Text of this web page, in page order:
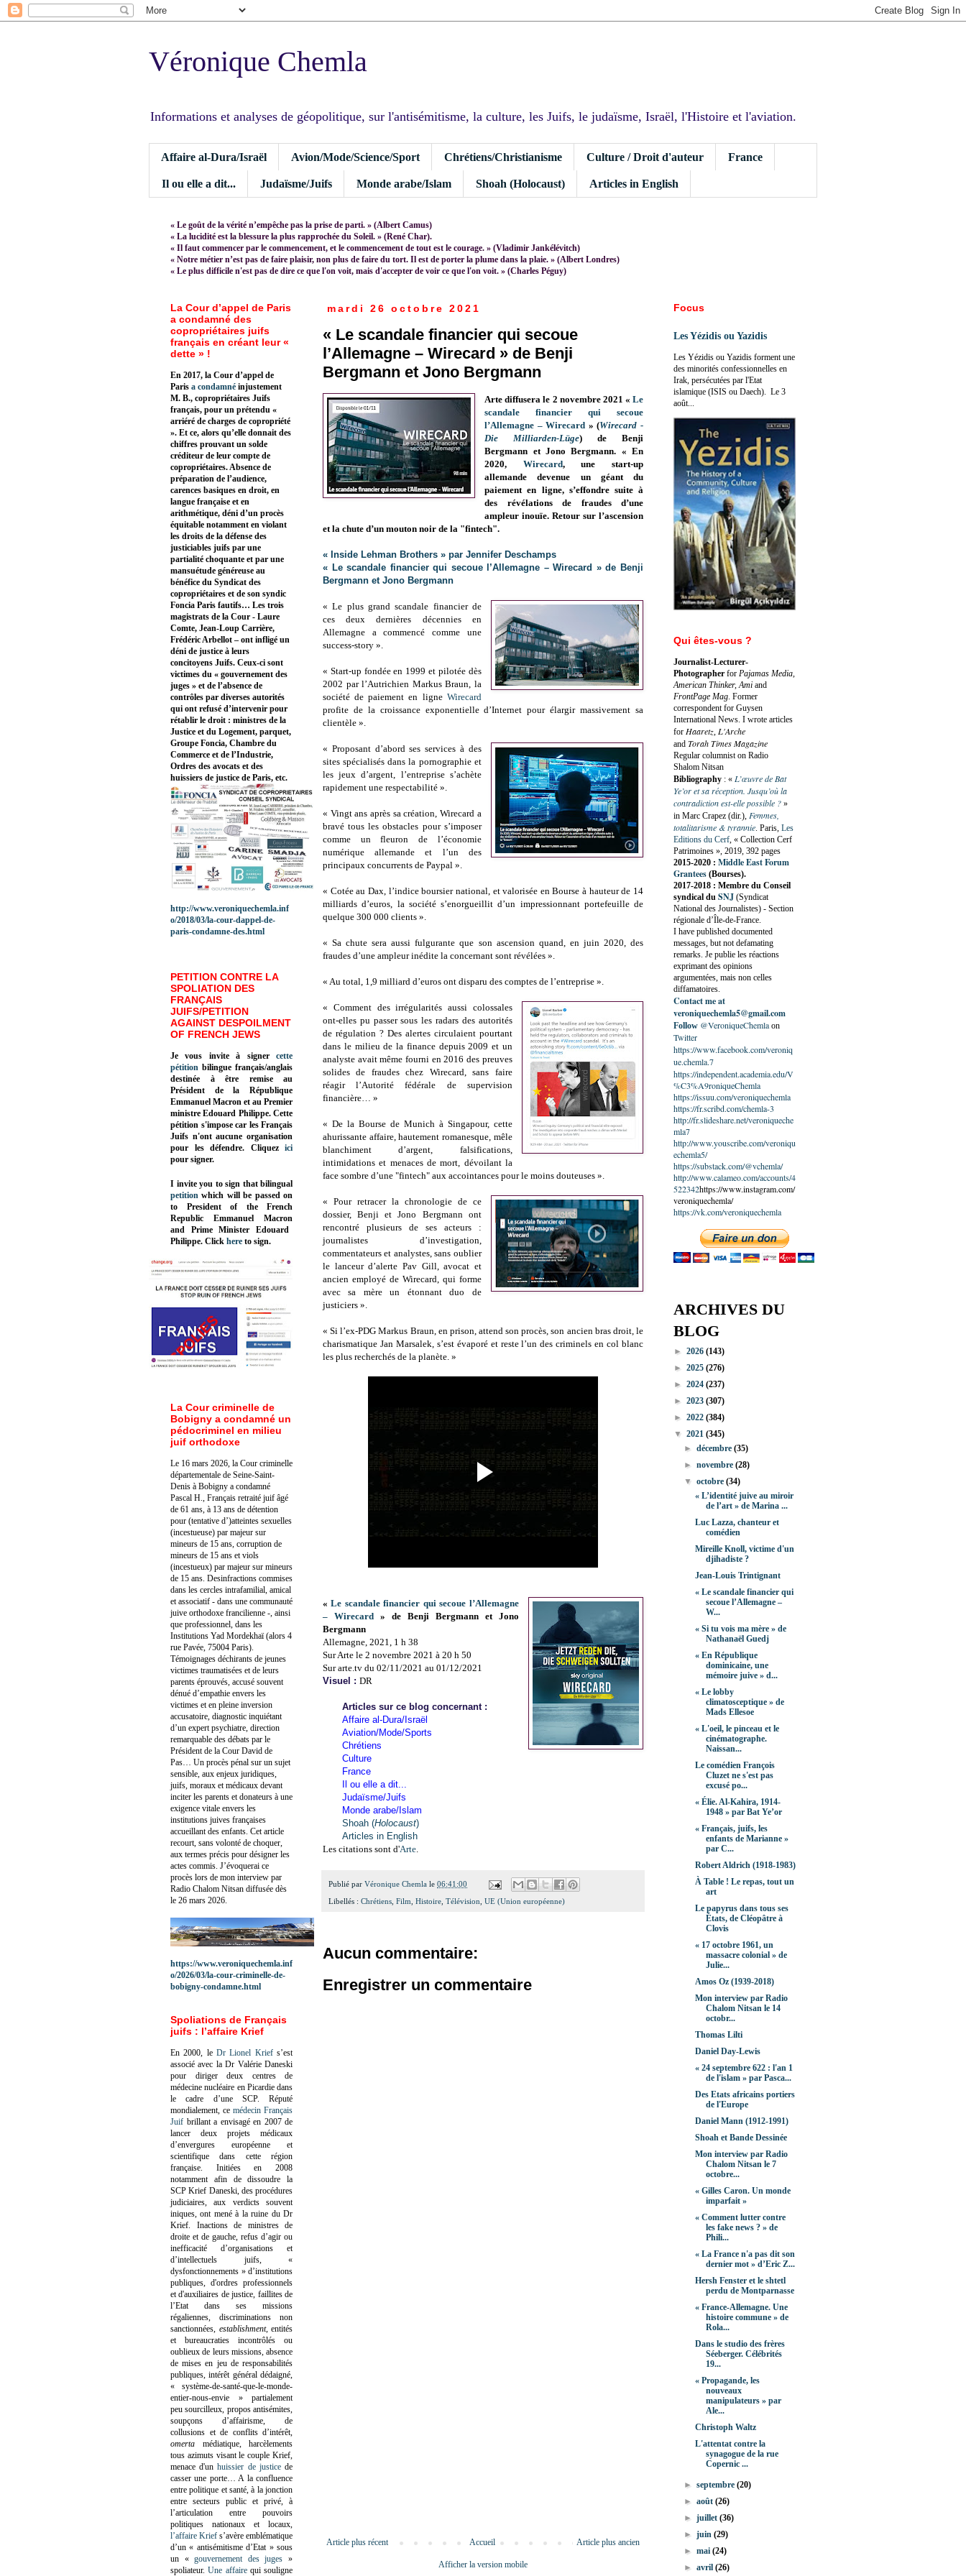
Véronique Chemla
Informations et analyses de géopolitique, sur l'antisémitisme, la culture, les Juifs, le judaïsme, Israël, l'Histoire et l'aviation.
Affaire al-Dura/Israël Avion/Mode/Science/Sport Chrétiens/Christianisme Culture / Droit d'auteur France
Il ou elle a dit... Judaïsme/Juifs Monde arabe/Islam Shoah (Holocaust) Articles in English
« Le goût de la vérité n’empêche pas la prise de parti. » (Albert Camus)
« La lucidité est la blessure la plus rapprochée du Soleil. » (René Char).
« Il faut commencer par le commencement, et le commencement de tout est le courage. » (Vladimir Jankélévitch)
« Notre métier n’est pas de faire plaisir, non plus de faire du tort. Il est de porter la plume dans la plaie. » (Albert Londres)
« Le plus difficile n'est pas de dire ce que l'on voit, mais d'accepter de voir ce que l'on voit. » (Charles Péguy)
mardi 26 octobre 2021
« Le scandale financier qui secoue
l’Allemagne – Wirecard » de Benji
Bergmann et Jono Bergmann
Arte diffusera le 2 novembre 2021 « Le
scandale financier qui secoue
l’Allemagne – Wirecard » (Wirecard -
Die Milliarden-Lüge) de Benji
Bergmann et Jono Bergmann. « En
2020, Wirecard, une start-up
allemande devenue un géant du
paiement en ligne, s’effondre suite à
des révélations de fraudes d’une
ampleur inouïe. Retour sur l’ascension
et la chute d’un mouton noir de la "fintech".
« Inside Lehman Brothers » par Jennifer Deschamps
« Le scandale financier qui secoue l’Allemagne – Wirecard » de Benji
Bergmann et Jono Bergmann
« Le plus grand scandale financier de
ces deux dernières décennies en
Allemagne a commencé comme une
success-story ».
« Start-up fondée en 1999 et pilotée dès
2002 par l’Autrichien Markus Braun, la
société de paiement en ligne Wirecard
profite de la croissance exponentielle d’Internet pour élargir massivement sa
clientèle ».
« Proposant d’abord ses services à des
sites spécialisés dans la pornographie et
les jeux d’argent, l’entreprise s’achète
rapidement une respectabilité ».
« Vingt ans après sa création, Wirecard a
bravé tous les obstacles pour s’imposer
comme un fleuron de l’économie
numérique allemande et l’un des
principaux concurrents de Paypal ».
« Cotée au Dax, l’indice boursier national, et valorisée en Bourse à hauteur de 14
milliards d’euros, la société s’enorgueillit d’un impressionnant portefeuille de
quelque 300 000 clients ».
« Sa chute sera aussi fulgurante que son ascension quand, en juin 2020, des
fraudes d’une ampleur inédite la concernant sont révélées ».
« Au total, 1,9 milliard d’euros ont disparu des comptes de l’entreprise ».
« Comment des irrégularités aussi colossales
ont-elles pu passer sous les radars des autorités
de régulation ? Des alertes circulaient pourtant
dans le milieu de la finance depuis 2009 et un
analyste avait même fourni en 2016 des preuves
solides de fraudes chez Wirecard, sans faire
réagir l’Autorité fédérale de supervision
financière… »
« De la Bourse de Munich à Singapour, cette
ahurissante affaire, hautement romanesque, mêle
blanchiment d’argent, falsifications,
intimidations et menaces de mort, dévoilant la
face sombre d’une "fintech" aux accointances pour le moins douteuses ».
« Pour retracer la chronologie de ce
dossier, Benji et Jono Bergmann ont
rencontré plusieurs de ses acteurs :
journalistes d’investigation,
commentateurs et analystes, sans oublier
le lanceur d’alerte Pav Gill, avocat et
ancien employé de Wirecard, qui forme
avec sa mère un étonnant duo de
justiciers ».
« Si l’ex-PDG Markus Braun, en prison, attend son procès, son ancien bras droit, le
charismatique Jan Marsalek, s’est évaporé et reste l’un des criminels en col blanc
les plus recherchés de la planète. »
«Le scandale financier qui secoue l’Allemagne
– Wirecard» de Benji Bergmann et Jono
Bergmann
Allemagne, 2021, 1 h 38
Sur Arte le 2 novembre 2021 à 20 h 50
Sur arte.tv du 02/11/2021 au 01/12/2021
Visuel : DR
Articles sur ce blog concernant :
Affaire al-Dura/Israël
Aviation/Mode/Sports
Chrétiens
Culture
France
Il ou elle a dit...
Judaïsme/Juifs
Monde arabe/Islam
Shoah (Holocaust)
Articles in English
Les citations sont d'Arte.
Publié par Véronique Chemla le 06:41:00
Libellés : Chrétiens, Film, Histoire, Télévision, UE (Union européenne)
Aucun commentaire:
Enregistrer un commentaire
Article plus récent Article plus ancien
Accueil
Afficher la version mobile
La Cour d’appel de Paris
a condamné des
copropriétaires juifs
français en créant leur «
dette » !
En 2017, la Cour d’appel de
Paris a condamné injustement
M. B., copropriétaires Juifs
français, pour un prétendu «
arriéré de charges de copropriété
». Et ce, alors qu’elle donnait des
chiffres prouvant un solde
créditeur de leur compte de
copropriétaires. Absence de
préparation de l’audience,
carences basiques en droit, en
langue française et en
arithmétique, déni d’un procès
équitable notamment en violant
les droits de la défense des
justiciables juifs par une
partialité choquante et par une
mansuétude généreuse au
bénéfice du Syndicat des
copropriétaires et de son syndic
Foncia Paris fautifs… Les trois
magistrats de la Cour - Laure
Comte, Jean-Loup Carrière,
Frédéric Arbellot – ont infligé un
déni de justice à leurs
concitoyens Juifs. Ceux-ci sont
victimes du « gouvernement des
juges » et de l’absence de
contrôles par diverses autorités
qui ont refusé d’intervenir pour
rétablir le droit : ministres de la
Justice et du Logement, parquet,
Groupe Foncia, Chambre du
Commerce et de l’Industrie,
Ordres des avocats et des
huissiers de justice de Paris, etc.
http://www.veroniquechemla.inf
o/2018/03/la-cour-dappel-de-
paris-condamne-des.html
PETITION CONTRE LA
SPOLIATION DES
FRANÇAIS
JUIFS/PETITION
AGAINST DESPOILMENT
OF FRENCH JEWS
Je vous invite à signer cette
pétition bilingue français/anglais
destinée à être remise au
Président de la République
Emmanuel Macron et au Premier
ministre Edouard Philippe. Cette
pétition s'impose car les Français
Juifs n'ont aucune organisation
pour les défendre. Cliquez
ici
pour signer.
I invite you to sign that bilingual
petition which will be passed on
to President of the French
Republic Emmanuel Macron
and Prime Minister Edouard
Philippe. Click here to sign.
La Cour criminelle de
Bobigny a condamné un
pédocriminel en milieu
juif orthodoxe
Le 16 mars 2026, la Cour criminelle
départementale de Seine-Saint-
Denis à Bobigny a condamné
Pascal H., Français retraité juif âgé
de 61 ans, à 13 ans de détention
pour (tentative d’)atteintes sexuelles
(incestueuse) par majeur sur
mineurs de 15 ans, corruption de
mineurs de 15 ans et viols
(incestueux) par majeur sur mineurs
de 15 ans. Desinfractions commises
dans les cercles intrafamilial, amical
et associatif - dans une communauté
juive orthodoxe francilienne -, ainsi
que professionnel, dans les
Institutions Yad Mordekhaï (alors 4
rue Pavée, 75004 Paris).
Témoignages déchirants de jeunes
victimes traumatisées et de leurs
parents éprouvés, accusé souvent
dénué d’empathie envers les
victimes et en pleine inversion
accusatoire, diagnostic inquiétant
d’un expert psychiatre, direction
remarquable des débats par le
Président de la Cour David de
Pas… Un procès pénal sur un sujet
sensible, aux enjeux juridiques,
juifs, moraux et médicaux devant
inciter les parents et donateurs à une
exigence vitale envers les
institutions juives françaises
accueillant des enfants. Cet article
recourt, sans volonté de choquer,
aux termes précis pour désigner les
actes commis. J’évoquerai ce
procès lors de mon interview par
Radio Chalom Nitsan diffusée dès
le 26 mars 2026.
https://www.veroniquechemla.inf
o/2026/03/la-cour-criminelle-de-
bobigny-condamne.html
Spoliations de Français
juifs : l’affaire Krief
En 2000, le Dr Lionel Kriefs’est
associé avec la Dr Valérie Daneski
pour diriger deux centres de
médecine nucléaire en Picardie dans
le cadre d’une SCP. Réputé
mondialement, ce médecin Français
Juif brillant a envisagé en 2007 de
lancer deux projets médicaux
d’envergures européenne et
scientifique dans cette région
française. Initiées en 2008
notamment afin de dissoudre la
SCP Krief Daneski, des procédures
judiciaires, aux verdicts souvent
iniques, ont mené à la ruine du Dr
Krief. Inactions de ministres de
droite et de gauche, refus d’agir ou
inefficacité d’organisations et
d’intellectuels juifs, «
dysfonctionnements » d’institutions
publiques, d'ordres professionnels
et d'auxiliaires de justice, faillites de
l’Etat dans ses missions
régaliennes, discriminations non
sanctionnées, establishment, entités
et bureaucraties incontrôlés ou
oublieux de leurs missions, absence
de mises en jeu de responsabilités
publiques, intérêt général dédaigné,
« système-de-santé-que-le-monde-
entier-nous-envie » partialement
peu sourcilleux, propos antisémites,
soupçons d’affairisme, de
collusions et de conflits d’intérêt,
omerta médiatique, harcèlements
tous azimuts visant le couple Krief,
menace d'unhuissier de justicede
casser une porte… A la confluence
entre politique et santé, à la jonction
entre secteurs public et privé, à
l’articulation entre pouvoirs
politiques nationaux et locaux,
l’affaire Krief s’avère emblématique
d’un « antisémitisme d’Etat » sous
un «gouvernement des juges »
spoliateur.Une affairequi souligne
Focus
Les Yézidis ou Yazidis
Les Yézidis ou Yazidis forment une
des minorités confessionnelles en
Irak, persécutées par l'Etat
islamique (ISIS ou Daech). Le 3
août...
Qui êtes-vous ?
Journalist-Lecturer-
Photographer for Pajamas Media,
American Thinker, Ami and
FrontPage Mag. Former
correspondent for Guysen
International News. I wrote articles
for Haaretz, L'Arche
and Torah Times Magazine
Regular columnist on Radio
Shalom Nitsan
Bibliography : « L’œuvre de Bat
Ye’or et sa réception. Jusqu’où la
contradiction est-elle possible ? »
in Marc Crapez (dir.), Femmes,
totalitarisme & tyrannie. Paris, Les
Editions du Cerf, « Collection Cerf
Patrimoines », 2019, 392 pages
2015-2020 : Middle East Forum
Grantees (Bourses).
2017-2018 : Membre du Conseil
syndical du SNJ (Syndicat
National des Journalistes) - Section
régionale d’Île-de-France.
I have published documented
messages, but not defamating
remarks. Je publie les réactions
exprimant des opinions
argumentées, mais non celles
diffamatoires.
Contact me at
veroniquechemla5@gmail.com
Follow @VeroniqueChemlaon
Twitter
https://www.facebook.com/veroniq
ue.chemla.7
https://independent.academia.edu/V
%C3%A9roniqueChemla
https://issuu.com/veroniquechemla
https://fr.scribd.com/chemla-3
http://fr.slideshare.net/veroniqueche
mla7
http://www.youscribe.com/veroniqu
echemla5/
https://substack.com/@vchemla/
http://www.calameo.com/accounts/4
522342https://www.instagram.com/
veroniquechemla/
https://vk.com/veroniquechemla
ARCHIVES DU
BLOG
► 2026 (143)
► 2025 (276)
► 2024 (237)
► 2023 (307)
► 2022 (384)
▼ 2021 (345)
►décembre(35)
►novembre(28)
▼octobre(34)
« L’identité juive au miroir
de l’art » de Marina ...
Luc Lazza, chanteur et
comédien
Mireille Knoll, victime d'un
djihadiste ?
Jean-Louis Trintignant
« Le scandale financier qui
secoue l’Allemagne –
W...
« Si tu vois ma mère » de
Nathanaël Guedj
« En République
dominicaine, une
mémoire juive » d...
« Le lobby
climatosceptique » de
Mads Ellesoe
« L'oeil, le pinceau et le
cinématographe.
Naissan...
Le comédien François
Cluzet ne s'est pas
excusé po...
« Élie. Al-Kahira, 1914-
1948 » par Bat Ye’or
« Français, juifs, les
enfants de Marianne »
par C...
Robert Aldrich (1918-1983)
À Table ! Le repas, tout un
art
Le papyrus dans tous ses
États, de Cléopâtre à
Clovis
« 17 octobre 1961, un
massacre colonial » de
Julie...
Amos Oz (1939-2018)
Mon interview par Radio
Chalom Nitsan le 14
octobr...
Thomas Lilti
Daniel Day-Lewis
« 24 septembre 622 : l'an 1
de l'islam » par Pasca...
Des Etats africains portiers
de l'Europe
Daniel Mann (1912-1991)
Shoah et Bande Dessinée
Mon interview par Radio
Chalom Nitsan le 7
octobre...
« Gilles Caron. Un monde
imparfait »
« Comment lutter contre
les fake news ? » de
Phili...
« La France n'a pas dit son
dernier mot » d’Eric Z...
Hersh Fenster et le shtetl
perdu de Montparnasse
« France-Allemagne. Une
histoire commune » de
Rola...
Dans le studio des frères
Séeberger. Célébrités
19...
« Propagande, les
nouveaux
manipulateurs » par
Ale...
Christoph Waltz
L'attentat contre la
synagogue de la rue
Copernic ...
►septembre(20)
►août(26)
►juillet(36)
►juin(29)
►mai(24)
►avril(26)